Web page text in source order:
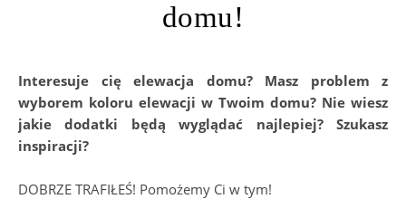
domu!
Interesuje cię elewacja domu? Masz problem z
wyborem koloru elewacji w Twoim domu? Nie wiesz
jakie dodatki będą wyglądać najlepiej? Szukasz
inspiracji?
DOBRZE TRAFIŁEŚ! Pomożemy Ci w tym!